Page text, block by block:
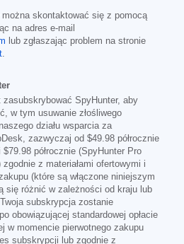
skontaktować się z pomocą
na adres e-mail
lub zgłaszając problem na stronie
.
SpyHunter, aby
w tym usuwanie złośliwego
działu wsparcia za
zazwyczaj od $49.98 półrocznie
$79.98 półrocznie (SpyHunter Pro
z materiałami ofertowymi i
(które są włączone niniejszym
się różnić w zależności od kraju lub
subskrypcja zostanie
obowiązującej standardowej opłacie
w momencie pierwotnego zakupu
subskrypcji lub zgodnie z